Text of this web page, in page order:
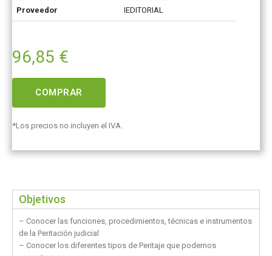
Proveedor IEDITORIAL
96,85 €
COMPRAR
*Los precios no incluyen el IVA.
Objetivos
– Conocer las funciones, procedimientos, técnicas e instrumentos
de la Peritación judicial
– Conocer los diferentes tipos de Peritaje que podemos